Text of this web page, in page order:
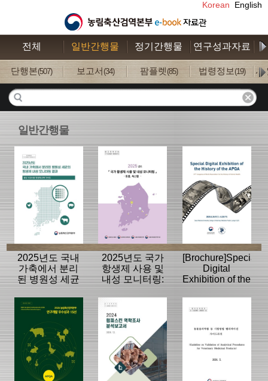
Korean English
전체 일반간행물 정기간행물 연구성과자료
단행본(507) 보고서 (34) 팜플렛 (85) 법령정보(19) 사
일반간행물
2025년도 국내
가축에서 분리
된 병원성 세균
모니터링 결과
2025년도 국가
항생제 사용 및
내성 모니터링:
[Brochure]Special
Digital
Exhibition of the
APQA